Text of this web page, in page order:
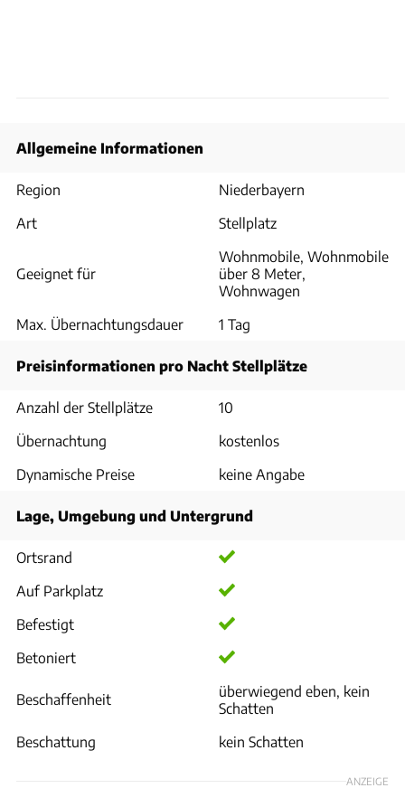
Allgemeine Informationen
Region
Niederbayern
Art
Stellplatz
Geeignet für
Wohnmobile, Wohnmobile
über 8 Meter,
Wohnwagen
Max. Übernachtungsdauer
1 Tag
Preisinformationen pro Nacht Stellplätze
Anzahl der Stellplätze
10
Übernachtung
kostenlos
Dynamische Preise
keine Angabe
Lage, Umgebung und Untergrund
Ortsrand
Auf Parkplatz
Befestigt
Betoniert
Beschaffenheit
überwiegend eben, kein
Schatten
Beschattung
kein Schatten
ANZEIGE